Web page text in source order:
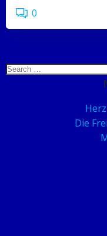
0
Search
Die